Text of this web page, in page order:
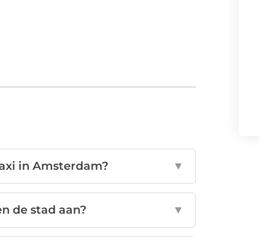
in Amsterdam? ▼
de stad aan? ▼